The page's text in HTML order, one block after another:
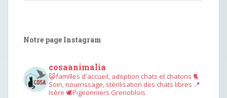
Notre page Instagram
cosaanimalia
😺familles d'accueil, adoption chats et chatons 🐈
Soin, nourrissage, stérilisation des chats libres 📍
Isère 🕊︎Pigeonniers Grenoblois